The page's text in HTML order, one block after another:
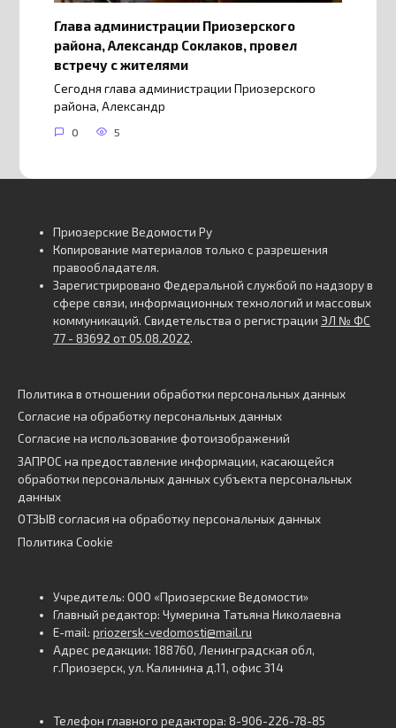
Глава администрации Приозерского
района, Александр Соклаков, провел
встречу с жителями
Сегодня глава администрации Приозерского
района, Александр
0 5
Приозерские Ведомости Ру
Копирование материалов только с разрешения
правообладателя.
Зарегистрировано Федеральной службой по надзору в
сфере связи, информационных технологий и массовых
коммуникаций. Свидетельства о регистрации ЭЛ № ФС
77 - 83692 от 05.08.2022.
Политика в отношении обработки персональных данных
Согласие на обработку персональных данных
Согласие на использование фотоизображений
ЗАПРОС на предоставление информации, касающейся
обработки персональных данных субъекта персональных
данных
ОТЗЫВ согласия на обработку персональных данных
Политика Cookie
Учредитель: ООО «Приозерские Ведомости»
Главный редактор: Чумерина Татьяна Николаевна
E-mail: priozersk-vedomosti@mail.ru
Адрес редакции: 188760, Ленинградская обл,
г.Приозерск, ул. Калинина д.11, офис 314
Телефон главного редактора: 8-906-226-78-85